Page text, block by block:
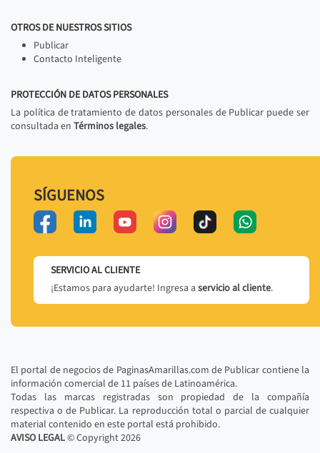
OTROS DE NUESTROS SITIOS
Publicar
Contacto Inteligente
PROTECCIÓN DE DATOS PERSONALES
La política de tratamiento de datos personales de Publicar puede ser
consultada en Términos legales.
SÍGUENOS
SERVICIO AL CLIENTE
¡Estamos para ayudarte! Ingresa a servicio al cliente.
El portal de negocios de PaginasAmarillas.com de Publicar contiene la
información comercial de 11 países de Latinoamérica.
Todas las marcas registradas son propiedad de la compañía
respectiva o de Publicar. La reproducción total o parcial de cualquier
material contenido en este portal está prohibido.
AVISO LEGAL© Copyright2026